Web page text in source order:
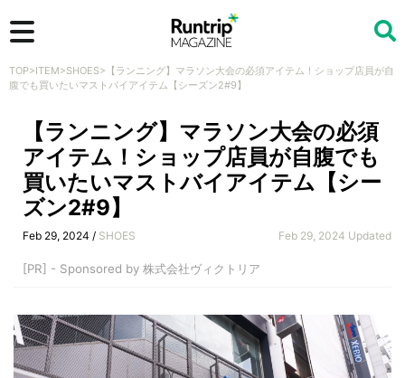
検索
TOP>ITEM>SHOES> 【ランニング】マラソン大会の必須アイテム！ショップ店員が自
腹でも買いたいマストバイアイテム【シーズン2#9】
【ランニング】マラソン大会の必須
アイテム！ショップ店員が自腹でも
買いたいマストバイアイテム【シー
ズン2#9】
Feb 29, 2024 / SHOES Feb 29, 2024 Updated
[PR] - Sponsored by 株式会社ヴィクトリア